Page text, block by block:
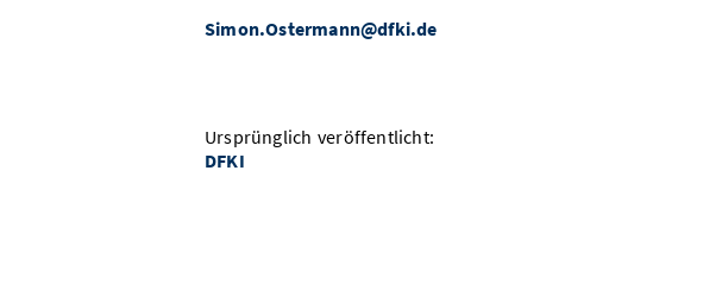
Simon.Ostermann@dfki.de
Ursprünglich veröffentlicht:
DFKI